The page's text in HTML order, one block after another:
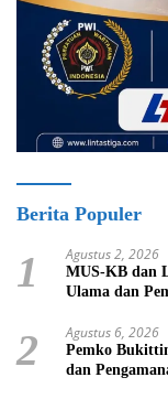
Berita Populer
1 Agustus 2, 2026
MUS-KB dan
Ulama dan
2 Agustus 6, 2026
Pemko
dan